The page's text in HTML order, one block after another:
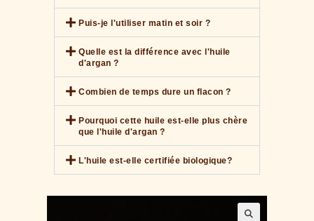
Puis-je l'utiliser matin et soir ?
Quelle est la différence avec l'huile
d'argan ?
Combien de temps dure un flacon ?
Pourquoi cette huile est-elle plus chère
que l'huile d'argan ?
L'huile est-elle certifiée biologique?